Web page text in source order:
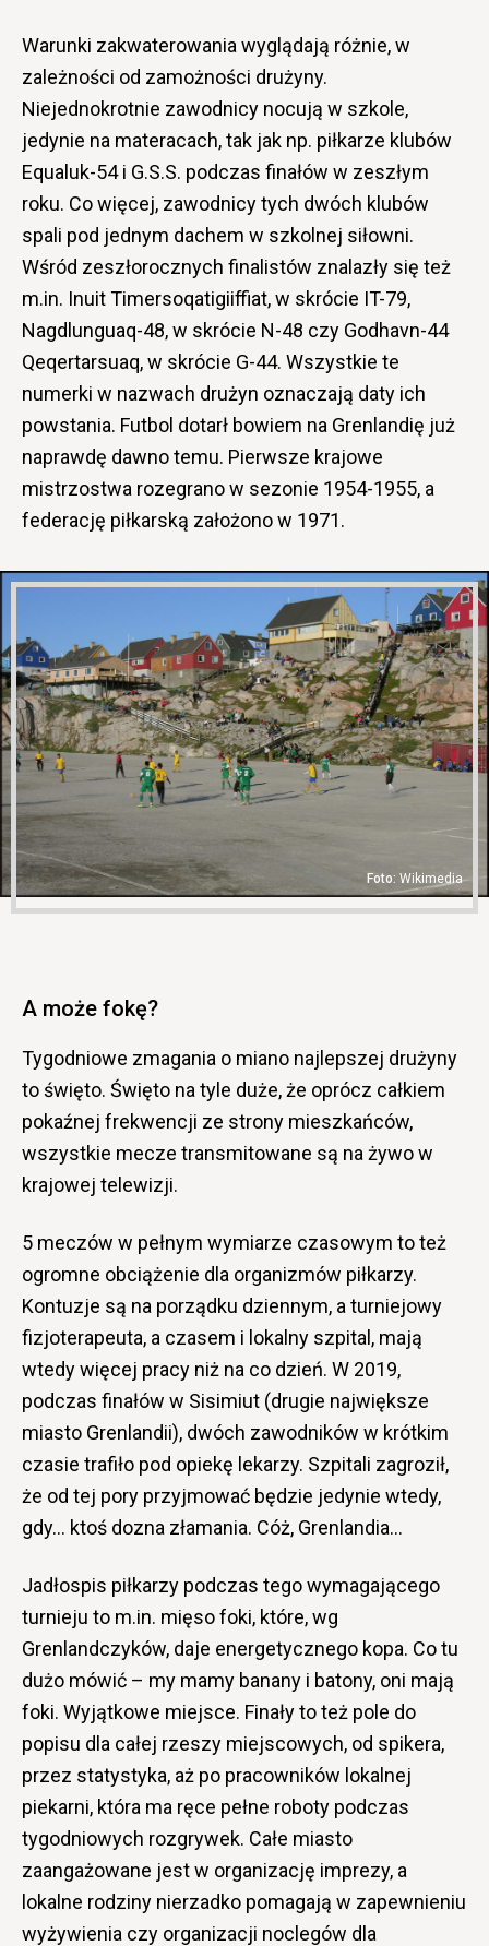
Warunki zakwaterowania wyglądają różnie, w
zależności od zamożności drużyny.
Niejednokrotnie zawodnicy nocują w szkole,
jedynie na materacach, tak jak np. piłkarze klubów
Equaluk-54 i G.S.S. podczas finałów w zeszłym
roku. Co więcej, zawodnicy tych dwóch klubów
spali pod jednym dachem w szkolnej siłowni.
Wśród zeszłorocznych finalistów znalazły się też
m.in. Inuit Timersoqatigiiffiat, w skrócie IT-79,
Nagdlunguaq-48, w skrócie N-48 czy Godhavn-44
Qeqertarsuaq, w skrócie G-44. Wszystkie te
numerki w nazwach drużyn oznaczają daty ich
powstania. Futbol dotarł bowiem na Grenlandię już
naprawdę dawno temu. Pierwsze krajowe
mistrzostwa rozegrano w sezonie 1954-1955, a
federację piłkarską założono w 1971.
Wikimedia
A może fokę?
Tygodniowe zmagania o miano najlepszej drużyny
to święto. Święto na tyle duże, że oprócz całkiem
pokaźnej frekwencji ze strony mieszkańców,
wszystkie mecze transmitowane są na żywo w
krajowej telewizji.
5 meczów w pełnym wymiarze czasowym to też
ogromne obciążenie dla organizmów piłkarzy.
Kontuzje są na porządku dziennym, a turniejowy
fizjoterapeuta, a czasem i lokalny szpital, mają
wtedy więcej pracy niż na co dzień. W 2019,
podczas finałów w Sisimiut (drugie największe
miasto Grenlandii), dwóch zawodników w krótkim
czasie trafiło pod opiekę lekarzy. Szpitali zagroził,
że od tej pory przyjmować będzie jedynie wtedy,
gdy… ktoś dozna złamania. Cóż, Grenlandia…
Jadłospis piłkarzy podczas tego wymagającego
turnieju to m.in. mięso foki, które, wg
Grenlandczyków, daje energetycznego kopa. Co tu
dużo mówić – my mamy banany i batony, oni mają
foki. Wyjątkowe miejsce. Finały to też pole do
popisu dla całej rzeszy miejscowych, od spikera,
przez statystyka, aż po pracowników lokalnej
piekarni, która ma ręce pełne roboty podczas
tygodniowych rozgrywek. Całe miasto
zaangażowane jest w organizację imprezy, a
lokalne rodziny nierzadko pomagają w zapewnieniu
wyżywienia czy organizacji noclegów dla